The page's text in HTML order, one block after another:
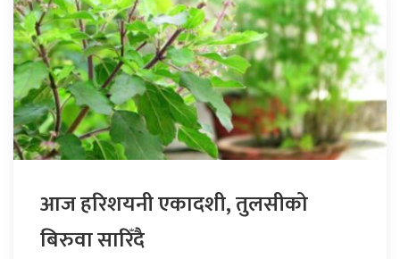
आज हरिशयनी एकादशी, तुलसीको
बिरुवा सारिँदै